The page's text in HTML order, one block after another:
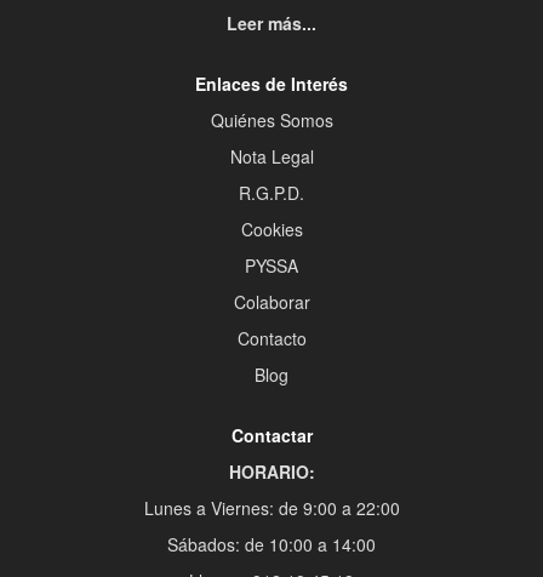
Leer más...
Enlaces de Interés
Quiénes Somos
Nota Legal
R.G.P.D.
Cookies
PYSSA
Colaborar
Contacto
Blog
Contactar
HORARIO:
Lunes a Viernes: de 9:00 a 22:00
Sábados: de 10:00 a 14:00